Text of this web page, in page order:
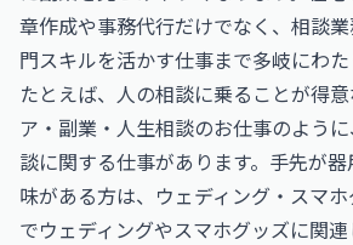
章作成や事務代行だけでなく、相談
門スキルを活かす仕事まで多岐にわた
たとえば、人の相談に乗ることが得意
ア・副業・人生相談のお仕事のよう
談に関する仕事があります。手先が
味がある方は、 ウェディング・スマ
でウェディングやスマホグッズに関